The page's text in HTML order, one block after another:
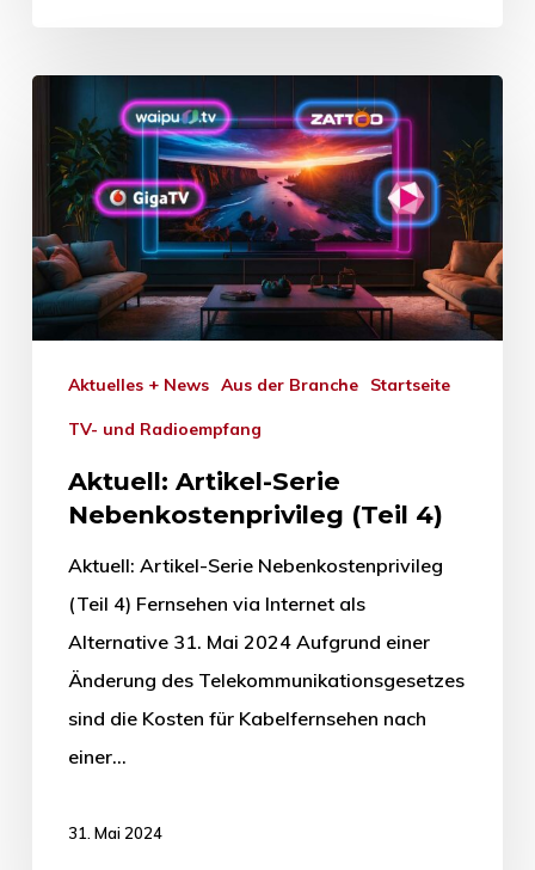
Aktuelles + News Aus der Branche Startseite
TV- und Radioempfang
Aktuell: Artikel-Serie
Nebenkostenprivileg (Teil 4)
Aktuell: Artikel-Serie Nebenkostenprivileg
(Teil 4) Fernsehen via Internet als
Alternative 31. Mai 2024 Aufgrund einer
Änderung des Telekommunikationsgesetzes
sind die Kosten für Kabelfernsehen nach
einer…
31. Mai 2024